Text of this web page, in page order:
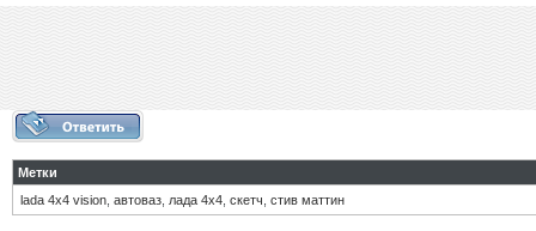
Метки
lada 4x4 vision автоваз лада 4х4 скетч стив маттин